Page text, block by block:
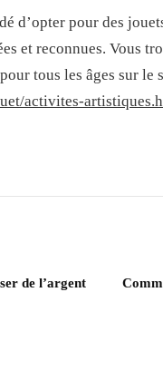
d’opter pour des
et reconnues. Vous
tous les âges sur le
activites-
de l’argent